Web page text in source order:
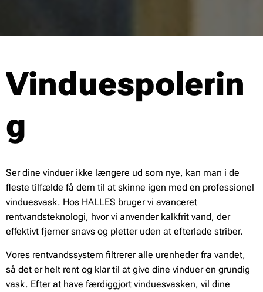
Vinduespolerin
g
Ser dine vinduer ikke længere ud som nye, kan man i de
fleste tilfælde få dem til at skinne igen med en professionel
vinduesvask. Hos HALLES bruger vi avanceret
rentvandsteknologi, hvor vi anvender kalkfrit vand, der
effektivt fjerner snavs og pletter uden at efterlade striber.
Vores rentvandssystem filtrerer alle urenheder fra vandet,
så det er helt rent og klar til at give dine vinduer en grundig
vask. Efter at have færdiggjort vinduesvasken, vil dine